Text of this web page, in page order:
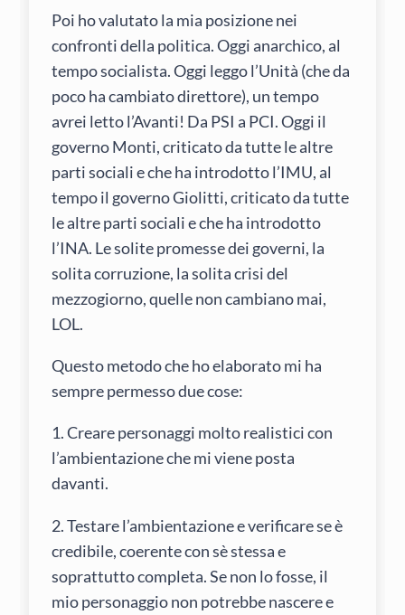
Poi ho valutato la mia posizione nei
confronti della politica. Oggi anarchico, al
tempo socialista. Oggi leggo l’Unità (che da
poco ha cambiato direttore), un tempo
avrei letto l’Avanti! Da PSI a PCI. Oggi il
governo Monti, criticato da tutte le altre
parti sociali e che ha introdotto l’IMU, al
tempo il governo Giolitti, criticato da tutte
le altre parti sociali e che ha introdotto
l’INA. Le solite promesse dei governi, la
solita corruzione, la solita crisi del
mezzogiorno, quelle non cambiano mai,
LOL.
Questo metodo che ho elaborato mi ha
sempre permesso due cose:
1. Creare personaggi molto realistici con
l’ambientazione che mi viene posta
davanti.
2. Testare l’ambientazione e verificare se è
credibile, coerente con sè stessa e
soprattutto completa. Se non lo fosse, il
mio personaggio non potrebbe nascere e